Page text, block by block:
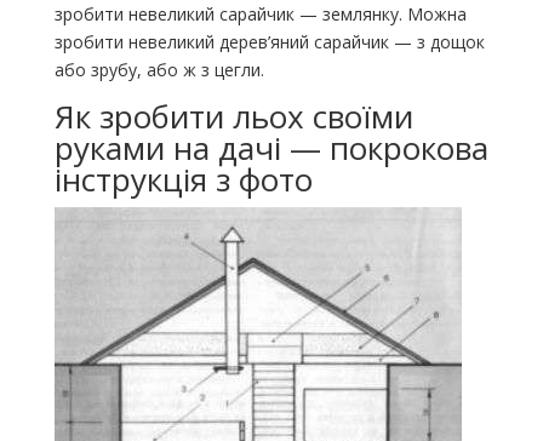
зробити невеликий сарайчик — землянку. Можна
зробити невеликий дерев’яний сарайчик — з дощок
або зрубу, або ж з цегли.
Як зробити льох своїми
руками на дачі — покрокова
інструкція з фото